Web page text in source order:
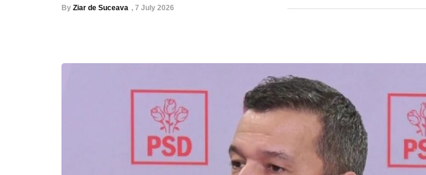
By Ziar de Suceava , 7 July 2026